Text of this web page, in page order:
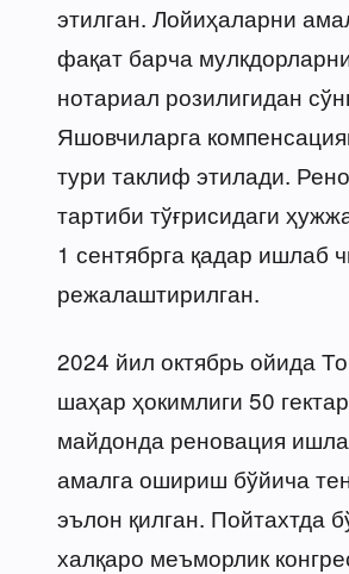
этилган. Лойиҳаларни
фақат барча
нотариал розилигидан
Яшовчиларга
тури таклиф этилади.
тартиби тўғрисидаги
1 сентябрга қадар ишлаб
режалаштирилган.
2024 йил октябрь ойида
шаҳар ҳокимлиги 50
майдонда реновация
амалга ошириш бўйича
эълон қилган. Пойтахтда
халқаро меъморлик